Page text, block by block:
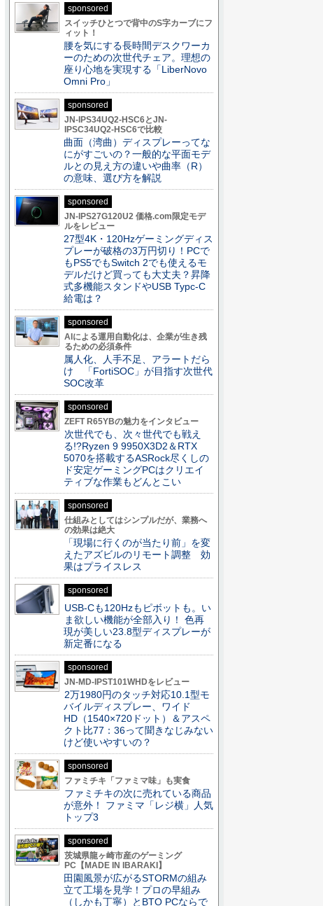
sponsored
スイッチひとつで背中のS字カーブにフ
ィット！
腰を気にする長時間デスクワーカ
ーのための次世代チェア。理想の
座り心地を実現する「LiberNovo
Omni Pro」
sponsored
JN-IPS34UQ2-HSC6とJN-
IPSC34UQ2-HSC6で比較
曲面（湾曲）ディスプレーってな
にがすごいの？一般的な平面モデ
ルとの見え方の違いや曲率（R）
の意味、選び方を解説
sponsored
JN-IPS27G120U2 価格.com限定モデ
ルをレビュー
27型4K・120Hzゲーミングディス
プレーが破格の3万円切り！PCで
もPS5でもSwitch 2でも使えるモ
デルだけど買っても大丈夫？昇降
式多機能スタンドやUSB Typc-C
給電は？
sponsored
AIによる運用自動化は、企業が生き残
るための必須条件
属人化、人手不足、アラートだら
け 「FortiSOC」が目指す次世代
SOC改革
sponsored
ZEFT R65YBの魅力をインタビュー
次世代でも、次々世代でも戦え
る!?Ryzen 9 9950X3D2＆RTX
5070を搭載するASRock尽くしの
ド安定ゲーミングPCはクリエイ
ティブな作業もどんとこい
sponsored
仕組みとしてはシンプルだが、業務へ
の効果は絶大
「現場に行くのが当たり前」を変
えたアズビルのリモート調整 効
果はプライスレス
sponsored
USB-Cも120Hzもピボットも。い
ま欲しい機能が全部入り！ 色再
現が美しい23.8型ディスプレーが
新定番になる
sponsored
JN-MD-IPST101WHDをレビュー
2万1980円のタッチ対応10.1型モ
バイルディスプレー、ワイド
HD（1540×720ドット）＆アスペ
クト比77：36って聞きなじみない
けど使いやすいの？
sponsored
ファミチキ「ファミマ味」も実食
ファミチキの次に売れている商品
が意外！ ファミマ「レジ横」人気
トップ3
sponsored
茨城県龍ヶ崎市産のゲーミング
PC【MADE IN IBARAKI】
田園風景が広がるSTORMの組み
立て工場を見学！プロの早組み
（しかも丁寧）とBTO PCならで